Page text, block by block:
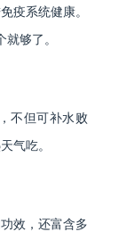
疫系统健康。
够了。
不但可补水败
气吃。
效，还富含多